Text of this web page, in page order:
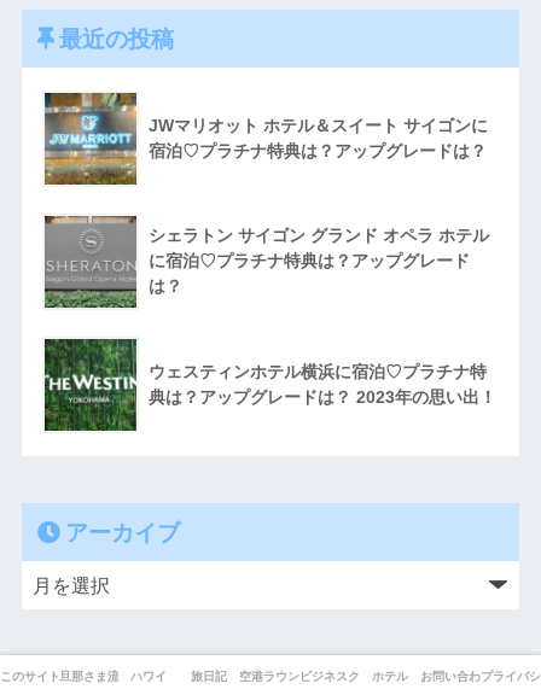
最近の投稿
JWマリオット ホテル＆スイート サイゴンに
宿泊♡プラチナ特典は？アップグレードは？
シェラトン サイゴン グランド オペラ ホテル
に宿泊♡プラチナ特典は？アップグレード
は？
ウェスティンホテル横浜に宿泊♡プラチナ特
典は？アップグレードは？ 2023年の思い出！
アーカイブ
このサイトについて旦那さま流！ANAマイルの貯め方
ハワイ 旅日記 空港ラウンジビジネスクラスホテル お問い合わせプライバ